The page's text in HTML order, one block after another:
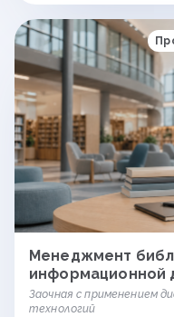
Менеджмент
информационной
Заочная с применением
технологий